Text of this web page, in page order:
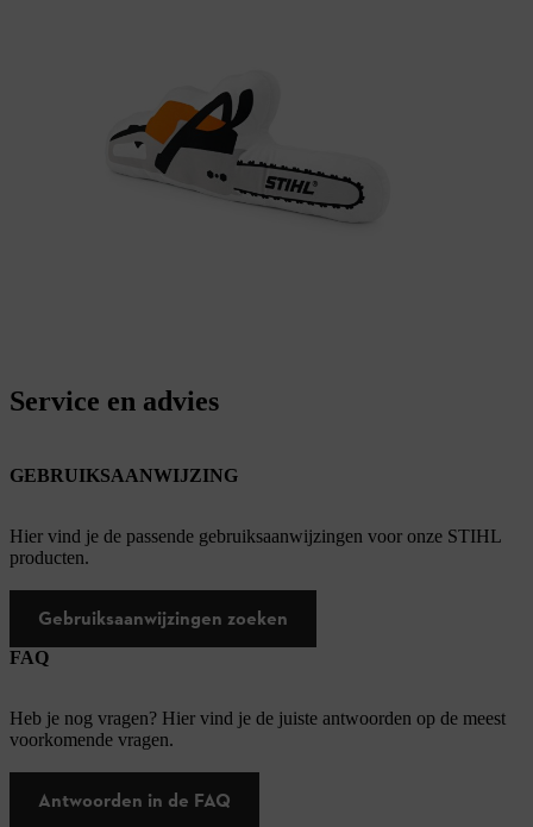
Service en advies
GEBRUIKSAANWIJZING
Hier vind je de passende gebruiksaanwijzingen voor onze STIHL
producten.
Gebruiksaanwijzingen zoeken
FAQ
Heb je nog vragen? Hier vind je de juiste antwoorden op de meest
voorkomende vragen.
Antwoorden in de FAQ